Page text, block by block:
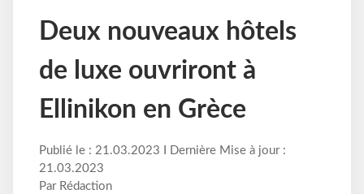
Deux nouveaux hôtels
de luxe ouvriront à
Ellinikon en Grèce
Publié le : 21.03.2023 I Dernière Mise à jour :
21.03.2023
Par Rédaction